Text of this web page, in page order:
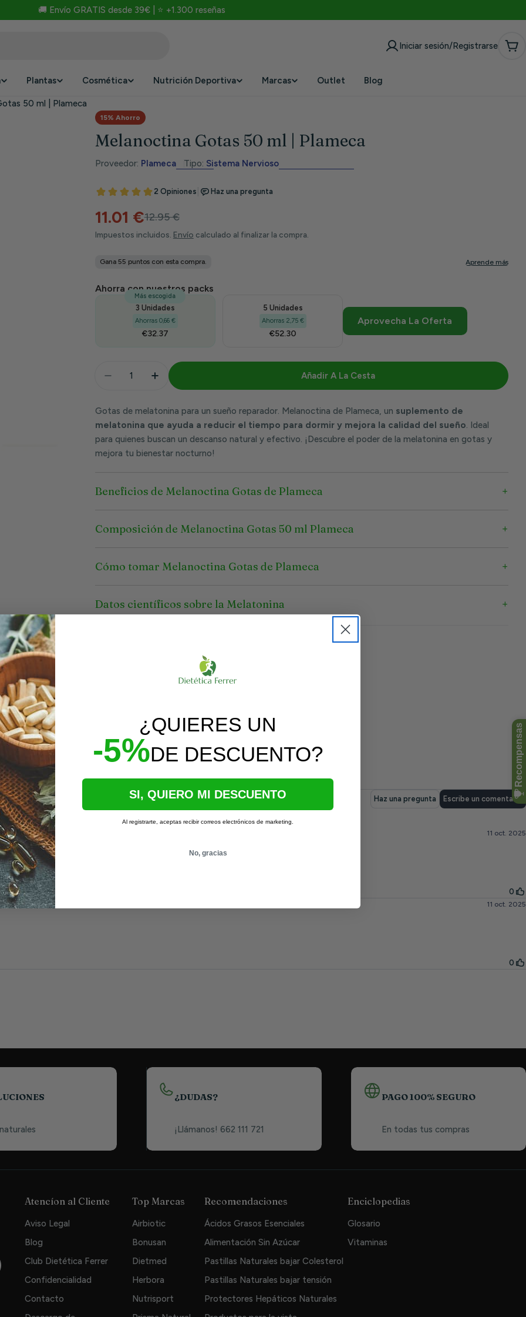
🚚 Envío GRATIS desde 39€ | ⭐ +1.300 reseñas
Iniciar sesión/Registrarse
Plantas Cosmética Nutrición Deportiva Marcas Outlet Blog
50 ml | Plameca
15% Ahorro
Melanoctina Gotas 50 ml | Plameca
Proveedor: Plameca Tipo: Sistema Nervioso
Precio
de
venta
11.01 €
Precio
habitual
12.95 €
Impuestos incluidos. Envío calculado al finalizar la compra.
Ahorra con nuestros packs
Más escogida
3 Unidades
Ahorras 0,66 €
€32.37
5 Unidades
Ahorras 2,75 €
€52.30
Aprovecha La Oferta
Disminuir Cantidad Para Melanoctina Gotas 50 Ml | Plameca
Aumentar Cantidad Para Melanoctina Gotas 50 Ml | Plameca
Añadir A La Cesta
Gotas de melatonina para un sueño reparador. Melanoctina de Plameca, un suplemento de
melatonina que ayuda a reducir el tiempo para dormir y mejora la calidad del sueño. Ideal
para quienes buscan un descanso natural y efectivo. ¡Descubre el poder de la melatonina en gotas y
mejora tu bienestar nocturno!
Beneficios de Melanoctina Gotas de Plameca
Composición de Melanoctina Gotas 50 ml Plameca
Cómo tomar Melanoctina Gotas de Plameca
Datos científicos sobre la Melatonina
¿DUDAS?
¡Llámanos! 662 111 721
PAGO 100% SEGURO
En todas tus compras
Atencíon al Cliente
Aviso Legal
Blog
Club Dietética Ferrer
Confidencialidad
Contacto
Top Marcas
Airbiotic
Bonusan
Dietmed
Herbora
Nutrisport
Recomendaciones
Ácidos Grasos Esenciales
Alimentación Sin Azúcar
Pastillas Naturales bajar Colesterol
Pastillas Naturales bajar tensión
Protectores Hepáticos Naturales
Enciclopedias
Glosario
Vitaminas
¿QUIERES UN
-5%DE DESCUENTO?
SI, QUIERO MI DESCUENTO
Al registrarte, aceptas recibir correos electrónicos de marketing.
No, gracias